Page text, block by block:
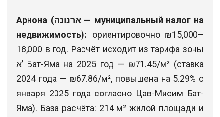
Арнона (ארנונה — муниципальный налог на
недвижимость): ориентировочно ₪15,000–
18,000 в год. Расчёт исходит из тарифа зоны
א’ Бат-Яма на 2025 год — ₪71.45/м² (ставка
2024 года — ₪67.86/м², повышена на 5.29% с
января 2025 года согласно Цав-Мисим Бат-
Яма). База расчёта: 214 м² жилой площади и